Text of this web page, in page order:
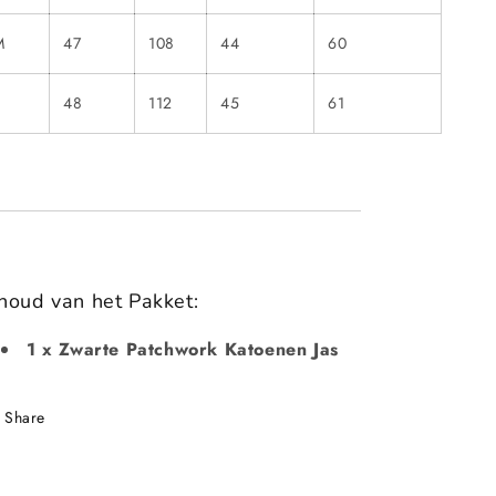
47 108 44 60
48 112 45 61
van het Pakket:
1 x Zwarte Patchwork Katoenen Jas
Share